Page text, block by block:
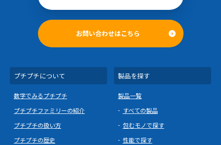
お問い合わせはこちら
プチプチについて
数字でみるプチプチ
プチプチファミリーの紹介
プチプチの扱い方
プチプチの歴史
製品を探す
製品一覧
すべての製品
包むモノで探す
性能で探す